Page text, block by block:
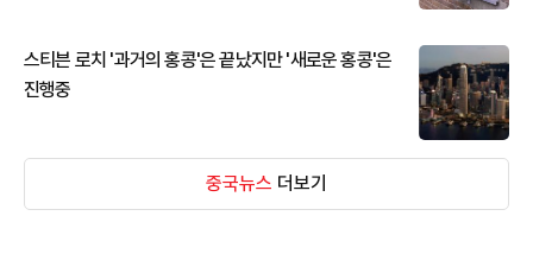
스티븐 로치 '과거의 홍콩'은 끝났지만 '새로운 홍콩'은
진행중
중국뉴스 더보기